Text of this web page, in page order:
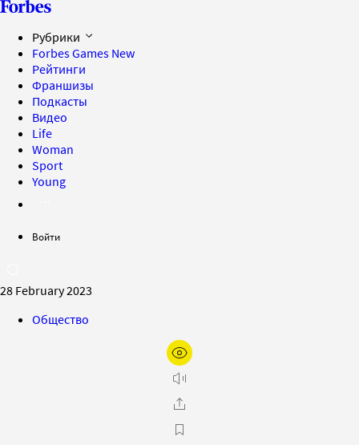
Рубрики
Forbes Games New
Рейтинги
Франшизы
Подкасты
Видео
Life
Woman
Sport
Young
Войти
28 February 2023
Общество